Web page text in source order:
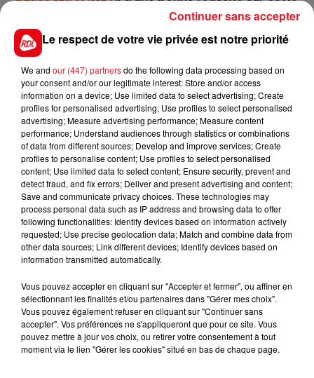
piste, et va affronter un lot plus à sa portée que ses
dernières courses. Ici, il a les moyens de se
réhabiliter.
5 HUNT: 1 sortie = 1 victoire sur ce parcours, il court
toujours à bon escient et fait partie des
concurrents aux accessits.
En direct des pistes :
FILS D'ACTUS
Le respect de votre vie privée est notre priorité
We and our (447) partnersdo the following data processing based on
your consent and/or our legitimate interest: Store and/or access
information on a device; Use limited data to select advertising; Create
profiles for personalised advertising; Use profiles to select personalised
advertising; Measure advertising performance; Measure content
performance; Understand audiences through statistics or combinations
of data from different sources; Develop and improve services; Create
profiles to personalise content; Use profiles to select personalised
content; Use limited data to select content; Ensure security, prevent and
detect fraud, and fix errors; Deliver and present advertising and content;
Save and communicate privacy choices. These technologies may
process personal data such as IP address and browsing data to offer
following functionalities: Identify devices based on information actively
requested; Use precise geolocation data; Match and combine data from
other data sources; Link different devices; Identify devices based on
information transmitted automatically.
Vous pouvez accepter en cliquant sur "Accepter et fermer", ou affiner en
sélectionnant les finalités et/ou partenaires dans "Gérer mes choix".
Vous pouvez également refuser en cliquant sur "Continuer sans
accepter". Vos préférences ne s'appliqueront que pour ce site. Vous
pouvez mettre à jour vos choix, ou retirer votre consentement à tout
moment via le lien "Gérer les cookies" situé en bas de chaque page.
Continuer sans accepter